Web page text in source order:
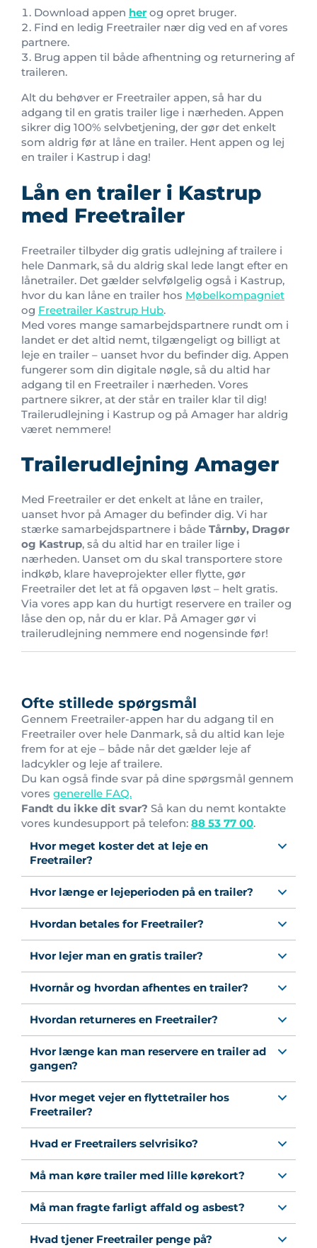
Download appen her og opret bruger.
Find en ledig Freetrailer nær dig ved en af vores
partnere.
Brug appen til både afhentning og returnering af
traileren.
Alt du behøver er Freetrailer appen, så har du
adgang til en gratis trailer lige i nærheden. Appen
sikrer dig 100% selvbetjening, der gør det enkelt
som aldrig før at låne en trailer. Hent appen og lej
en trailer i Kastrup i dag!
Lån en trailer i Kastrup
med Freetrailer
Freetrailer tilbyder dig gratis udlejning af trailere i
hele Danmark, så du aldrig skal lede langt efter en
lånetrailer. Det gælder selvfølgelig også i Kastrup,
hvor du kan låne en trailer hos Møbelkompagniet
og Freetrailer Kastrup Hub.
Med vores mange samarbejdspartnere rundt om i
landet er det altid nemt, tilgængeligt og billigt at
leje en trailer – uanset hvor du befinder dig. Appen
fungerer som din digitale nøgle, så du altid har
adgang til en Freetrailer i nærheden. Vores
partnere sikrer, at der står en trailer klar til dig!
Trailerudlejning i Kastrup og på Amager har aldrig
været nemmere!
Trailerudlejning Amager
Med Freetrailer er det enkelt at låne en trailer,
uanset hvor på Amager du befinder dig. Vi har
stærke samarbejdspartnere i både Tårnby, Dragør
og Kastrup, så du altid har en trailer lige i
nærheden. Uanset om du skal transportere store
indkøb, klare haveprojekter eller flytte, gør
Freetrailer det let at få opgaven løst – helt gratis.
Via vores app kan du hurtigt reservere en trailer og
låse den op, når du er klar. På Amager gør vi
trailerudlejning nemmere end nogensinde før!
Ofte stillede spørgsmål
Gennem Freetrailer-appen har du adgang til en
Freetrailer over hele Danmark, så du altid kan leje
frem for at eje – både når det gælder leje af
ladcykler og leje af trailere.
Du kan også finde svar på dine spørgsmål gennem
vores generelle FAQ.
Fandt du ikke dit svar? Så kan du nemt kontakte
vores kundesupport på telefon: 88 53 77 00.
Hvor meget koster det at leje en
Freetrailer?
Hvor længe er lejeperioden på en trailer?
Hvordan betales for Freetrailer?
Hvor lejer man en gratis trailer?
Hvornår og hvordan afhentes en trailer?
Hvordan returneres en Freetrailer?
Hvor længe kan man reservere en trailer ad
gangen?
Hvor meget vejer en flyttetrailer hos
Freetrailer?
Hvad er Freetrailers selvrisiko?
Må man køre trailer med lille kørekort?
Må man fragte farligt affald og asbest?
Hvad tjener Freetrailer penge på?